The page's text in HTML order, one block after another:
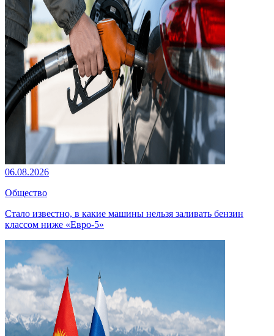
06.08.2026
Общество
Стало известно, в какие машины нельзя заливать бензин
классом ниже «Евро-5»